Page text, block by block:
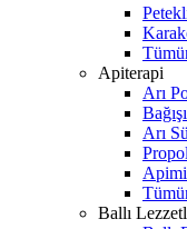
Apiterapi
Arı
Arı
Ballı